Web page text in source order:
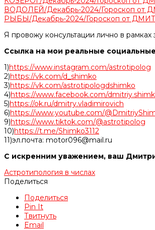
ВОДОЛЕЙ/Декабрь-2024/Гороскоп
РЫБЫ/Декабрь-2024/Гороскоп от
Я провожу консультации лично в
Ссылка на мои реальные
1)https://www.instagram.com/astrotipolog
2)https://vk.com/d_shimko
3)https://vk.com/astrotipologdshimko
4)https://www.facebook.com/
5)https://ok.ru/dmitry.vladimirovich
6)https://www.youtube.com/
9)https://www.tiktok.com/@astrotipolog
10)https://t.me/Shimko3112
11)эл.почта: motor096@mail.ru
С искренним уважением, ваш
Астротипология в числах
Поделиться
Поделиться
Pin It
Твитнуть
Email